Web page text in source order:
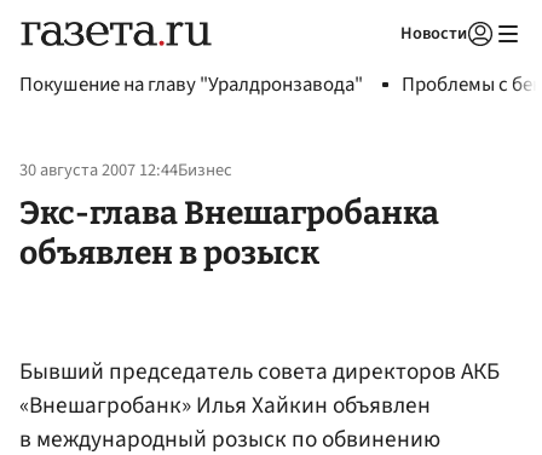
Новости
Покушение на главу "Уралдронзавода" Проблемы с
30 августа 2007 12:44Бизнес
Экс-глава Внешагробанка
объявлен в розыск
Бывший председатель совета директоров АКБ
«Внешагробанк» Илья Хайкин объявлен
в международный розыск по обвинению